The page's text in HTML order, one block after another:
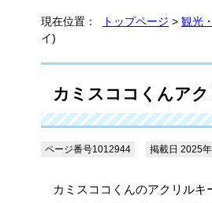
現在位置： トップページ > 観光
イ)
カミスココくんア
ページ番号1012944 掲載日 2025
カミスココくんのアクリルキ